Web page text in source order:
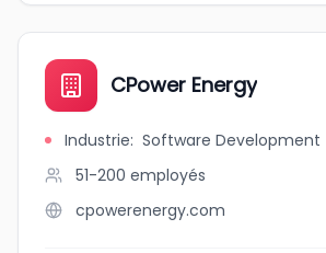
CPower Energy
Industrie: Software Development
51-200 employés
cpowerenergy.com